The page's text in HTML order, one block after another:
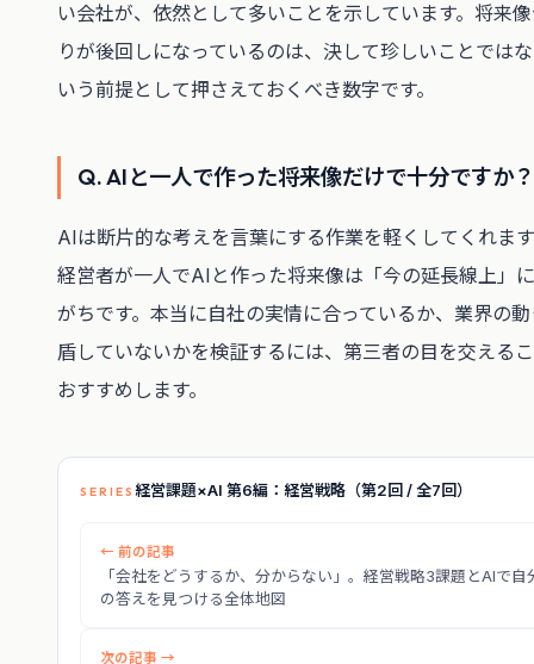
い会社が、依然として多いことを示しています。将来
りが後回しになっているのは、決して珍しいことでは
いう前提として押さえておくべき数字です。
Q. AIと一人で作った将来像だけで十分ですか？
AIは断片的な考えを言葉にする作業を軽くしてくれま
経営者が一人でAIと作った将来像は「今の延長線上」
がちです。本当に自社の実情に合っているか、業界の
盾していないかを検証するには、第三者の目を交える
おすすめします。
SERIES 経営課題×AI 第6編：経営戦略（第2回 / 全7回）
← 前の記事
「会社をどうするか、分からない」。経営戦略3課題とAIで自
の答えを見つける全体地図
次の記事 →